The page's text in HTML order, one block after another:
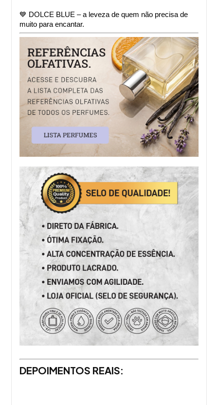
💙 DOLCE BLUE – a leveza de quem não precisa de
muito para encantar.
DEPOIMENTOS REAIS: